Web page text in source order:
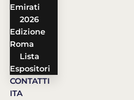
Emirati
2026
Edizione
Roma
Lista
Espositori
CONTATTI
ITA